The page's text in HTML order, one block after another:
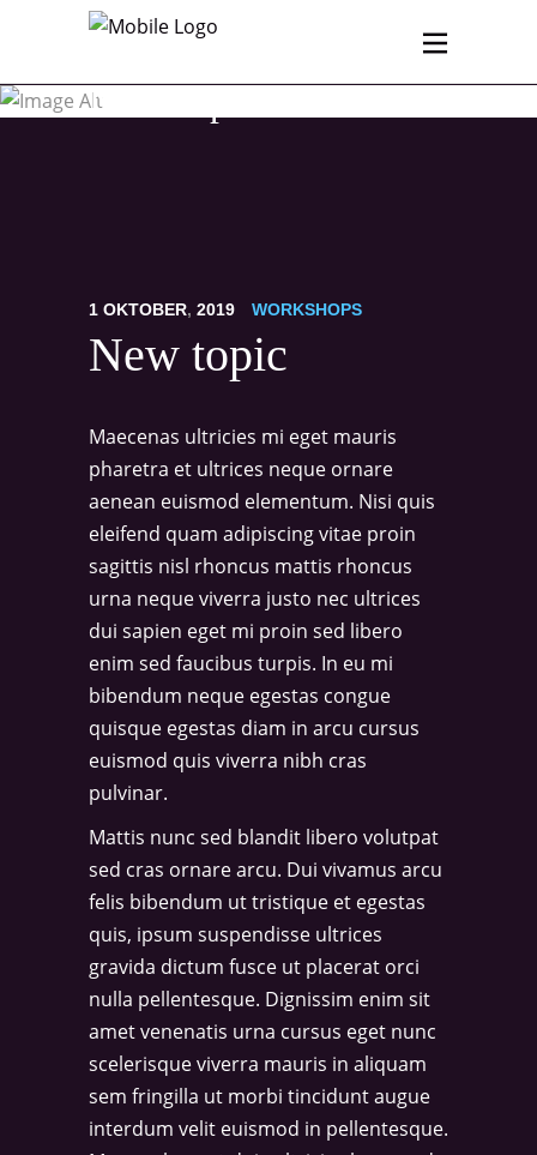
New Topic
1 OKTOBER, 2019 WORKSHOPS
New topic
Maecenas ultricies mi eget mauris
pharetra et ultrices neque ornare
aenean euismod elementum. Nisi quis
eleifend quam adipiscing vitae proin
sagittis nisl rhoncus mattis rhoncus
urna neque viverra justo nec ultrices
dui sapien eget mi proin sed libero
enim sed faucibus turpis. In eu mi
bibendum neque egestas congue
quisque egestas diam in arcu cursus
euismod quis viverra nibh cras
pulvinar.
Mattis nunc sed blandit libero volutpat
sed cras ornare arcu. Dui vivamus arcu
felis bibendum ut tristique et egestas
quis, ipsum suspendisse ultrices
gravida dictum fusce ut placerat orci
nulla pellentesque. Dignissim enim sit
amet venenatis urna cursus eget nunc
scelerisque viverra mauris in aliquam
sem fringilla ut morbi tincidunt augue
interdum velit euismod in pellentesque.